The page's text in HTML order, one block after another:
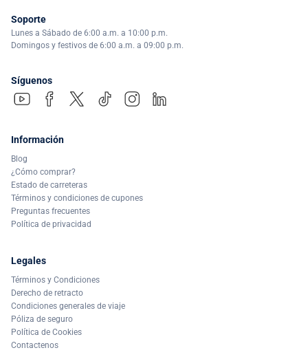
Soporte
Lunes a Sábado de 6:00 a.m. a 10:00 p.m.
Domingos y festivos de 6:00 a.m. a 09:00 p.m.
Síguenos
Información
Blog
¿Cómo comprar?
Estado de carreteras
Términos y condiciones de cupones
Preguntas frecuentes
Política de privacidad
Legales
Términos y Condiciones
Derecho de retracto
Condiciones generales de viaje
Póliza de seguro
Política de Cookies
Contactenos